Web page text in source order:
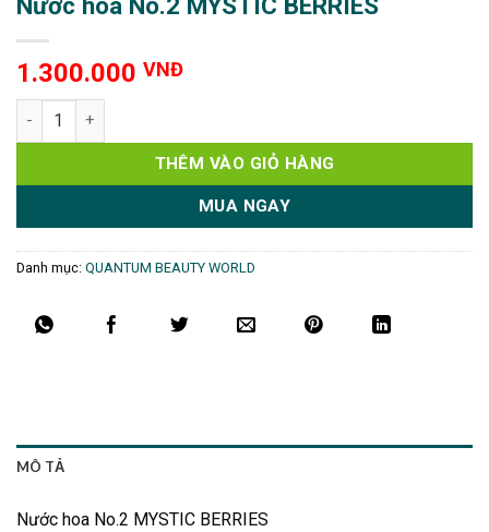
1.300.000 VNĐ
Nước hoa No.2 MYSTIC BERRIES số lượng
THÊM VÀO GIỎ HÀNG
MUA NGAY
Danh mục: QUANTUM BEAUTY WORLD
MÔ TẢ
Nước hoa No.2 MYSTIC BERRIES